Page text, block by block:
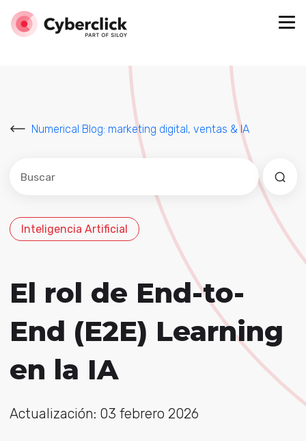
Numerical Blog: marketing digital, ventas & IA
Este es un campo de búsqueda con una función de
No hay sugerencias porque el campo de
Inteligencia Artificial
El rol de End-to-
End (E2E) Learning
en la IA
Actualización: 03 febrero 2026